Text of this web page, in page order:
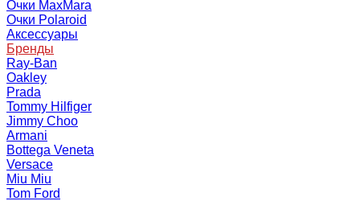
Очки MaxMara
Очки Polaroid
Аксессуары
Бренды
Ray-Ban
Oakley
Prada
Tommy Hilfiger
Jimmy Choo
Armani
Bottega Veneta
Versace
Miu Miu
Tom Ford